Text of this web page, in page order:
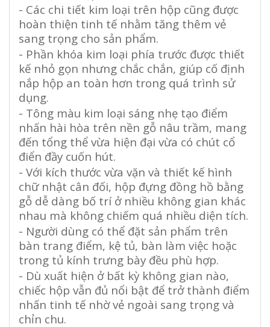
- Các chi tiết kim loại trên hộp cũng được
hoàn thiện tinh tế nhằm tăng thêm vẻ
sang trọng cho sản phẩm.
- Phần khóa kim loại phía trước được thiết
kế nhỏ gọn nhưng chắc chắn, giúp cố định
nắp hộp an toàn hơn trong quá trình sử
dụng.
- Tông màu kim loại sáng nhẹ tạo điểm
nhấn hài hòa trên nền gỗ nâu trầm, mang
đến tổng thể vừa hiện đại vừa có chút cổ
điển đầy cuốn hút.
- Với kích thước vừa vặn và thiết kế hình
chữ nhật cân đối, hộp đựng đồng hồ bằng
gỗ dễ dàng bố trí ở nhiều không gian khác
nhau mà không chiếm quá nhiều diện tích.
- Người dùng có thể đặt sản phẩm trên
bàn trang điểm, kệ tủ, bàn làm việc hoặc
trong tủ kính trưng bày đều phù hợp.
- Dù xuất hiện ở bất kỳ không gian nào,
chiếc hộp vẫn đủ nổi bật để trở thành điểm
nhấn tinh tế nhờ vẻ ngoài sang trọng và
chỉn chu.